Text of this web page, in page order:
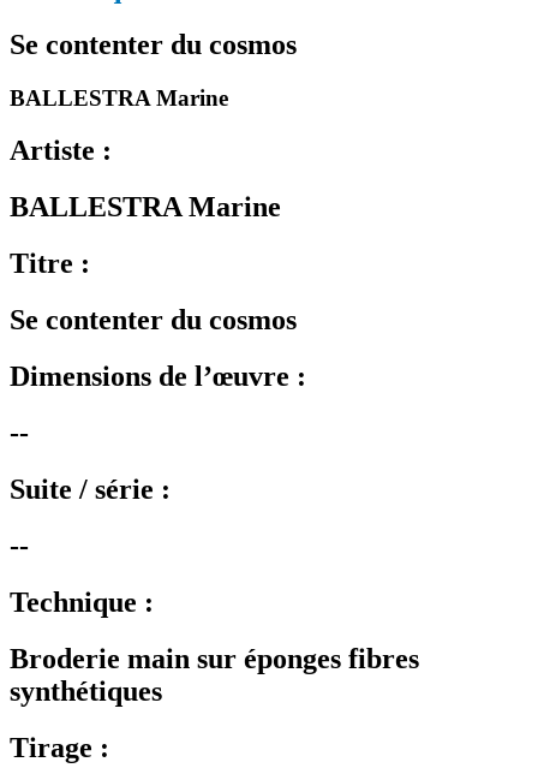
Se contenter du cosmos
BALLESTRA Marine
Artiste :
BALLESTRA Marine
Titre :
Se contenter du cosmos
Dimensions de l’œuvre :
--
Suite / série :
--
Technique :
Broderie main sur éponges fibres
synthétiques
Tirage :